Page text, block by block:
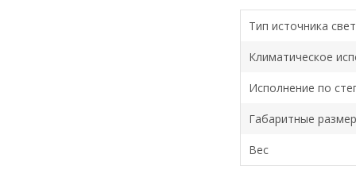
Тип источника
Климатическое
Исполнение по
Габаритные
Вес